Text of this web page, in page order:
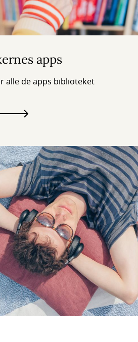
apps
alle de apps biblioteket